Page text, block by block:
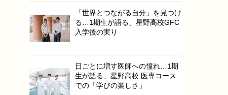
「世界とつながる自分」を見つけ
る…1期生が語る、星野高校GFC
入学後の実り
日ごとに増す医師への憧れ…1期
生が語る、星野高校 医専コース
での「学びの楽しさ」